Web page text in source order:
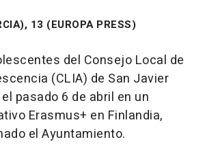
13 (EUROPA PRESS)
del Consejo Local de
(CLIA) de San Javier
pasado 6 de abril en un
Erasmus+ en Finlandia,
el Ayuntamiento.